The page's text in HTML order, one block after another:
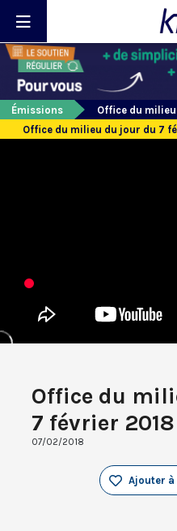
Émissions
Office du
Office du milieu du jour du 7
Office du
7 février 2018
07/02/2018
Ajouter